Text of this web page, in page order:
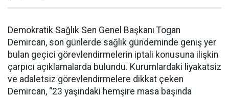
Demokratik Sağlık Sen Genel Başkanı Togan
Demircan, son günlerde sağlık gündeminde geniş yer
bulan geçici görevlendirmelerin iptali konusuna ilişkin
çarpıcı açıklamalarda bulundu. Kurumlardaki liyakatsiz
ve adaletsiz görevlendirmelere dikkat çeken
Demircan, “23 yaşındaki hemşire masa başında